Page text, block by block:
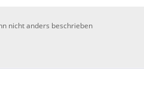
nicht anders beschrieben